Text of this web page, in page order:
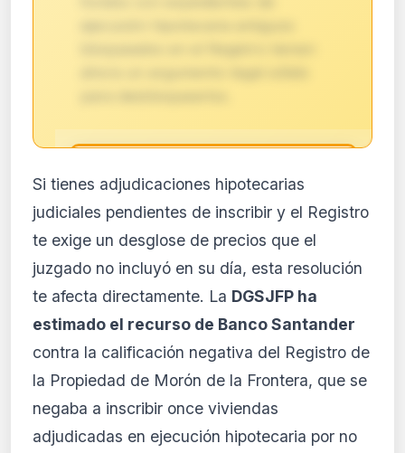
🔒
Análisis de impacto reservado
para suscriptores
El análisis detallado del impacto de esta
normativa está disponible con los planes
completo y recibe alertas personalizadas.
Ver planes
Crear mi cuenta
Desde 9,99 €/mes · Cancela cuando quieras
Si tienes adjudicaciones hipotecarias
judiciales pendientes de inscribir y el Registro
te exige un desglose de precios que el
juzgado no incluyó en su día, esta resolución
te afecta directamente. La DGSJFP ha
estimado el recurso de Banco Santander
contra la calificación negativa del Registro de
la Propiedad de Morón de la Frontera, que se
negaba a inscribir once viviendas
adjudicadas en ejecución hipotecaria por no